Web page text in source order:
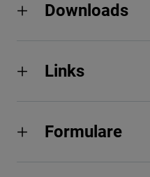
Downloads
Links
Formulare